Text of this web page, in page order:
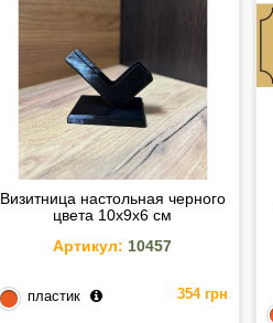
Визитница настольная черного
цвета 10х9х6 см
Артикул: 10457
пластик 354 грн